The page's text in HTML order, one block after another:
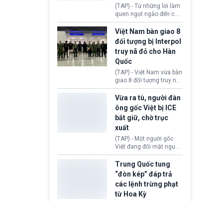
(TAP) - Từ những lời làm
quen ngọt ngào đến các
“sàn vàng ảo”, bất động
sản trực tuyến cùng
đường dây đánh bạc quy
mô lớn, hai tổ chức tội
phạm xuyên quốc gia đã
dựng lên mạng lưới hoạt
động tại Việt Nam và
Lào, lôi kéo hàng nghìn
người tham gia, luân
chuyển dòng tiền qua
nhiều lớp tài khoản. Sau
hơn 2 tuần phối hợp truy
xét, lực lượng chức năng
hai nước đã bắt giữ 171
Việt Nam bàn giao 8
đối tượng bị Interpol
truy nã đỏ cho Hàn
Quốc
(TAP) - Việt Nam vừa bàn
giao 8 đối tượng truy nã
đỏ Interpol cho lực lượng
chức năng Hàn Quốc.
Nhóm này bị xác định
lừa đảo 619 nạn nhân,
chiếm đoạt hơn 17,7 tỷ
KRW.
Vừa ra tù, người đàn
ông gốc Việt bị ICE
bắt giữ, chờ trục
xuất
(TAP) - Một người gốc
Việt đang đối mặt nguy
cơ bị trục xuất khỏi Hoa
Kỳ sau khi đã chấp hành
xong bản án liên quan
đến tội ác từ hơn 30
năm trước tại California.
Trung Quốc tung
“đòn kép” đáp trả
các lệnh trừng phạt
từ Hoa Kỳ